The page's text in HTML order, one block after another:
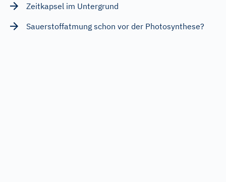
Zeitkapsel im Untergrund
Sauerstoffatmung schon vor der Photosynthese?